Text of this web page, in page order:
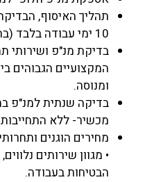
תהליך האיסוף,
10 ימי עבודה בלבד (בהתאם לממצאי הבדיקה).
בדיקת מנ"פ ושירותי
המקצועיים הגבוהים
ומנוסה.
בדיקה שנתית למנ"פ
מכשיר- ללא
מחירים הוגנים
• מגוון שירותים
הבטיחות בעבודה.